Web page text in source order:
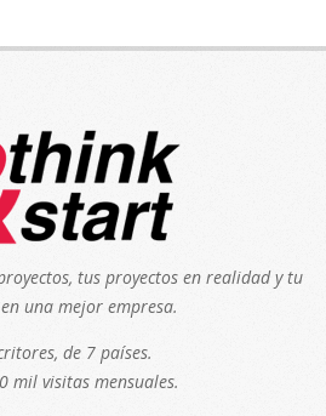
tus proyectos en realidad y tu
una mejor empresa.
de 7 países.
mil visitas mensuales.